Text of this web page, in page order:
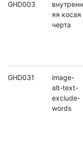
GHD003
внутренн
яя косая
черта
GHD031
image-
alt-text-
exclude-
words